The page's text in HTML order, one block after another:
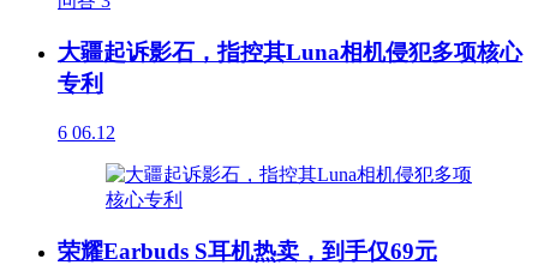
大疆起诉影石，指控其Luna相机侵犯多项核心
专利
6 06.12
荣耀Earbuds S耳机热卖，到手仅69元